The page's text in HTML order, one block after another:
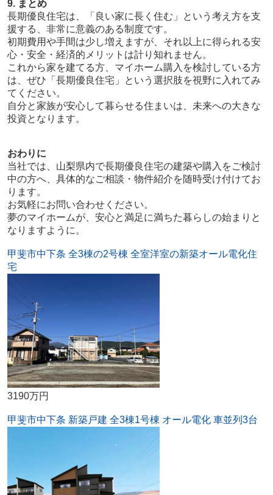
9. まとめ
長期優良住宅は、「良い家に長く住む」という考え方を支
援する、非常に意義のある制度です。
初期費用や手間は少し増えますが、それ以上に得られる安
心・安全・経済的メリットは計り知れません。
これから家を建てる方、マイホーム購入を検討している方
は、ぜひ「長期優良住宅」という選択肢を視野に入れてみ
てください。
自分と家族が安心して暮らせる住まいは、未来への大きな
投資となります。
おわりに
当社では、山梨県内で長期優良住宅の建築や購入をご検討
中の方へ、具体的なご相談・物件紹介を随時受け付けてお
ります。
お気軽にお問い合わせください。
夢のマイホームが、安心と満足に満ちた暮らしの始まりと
なりますように。
甲斐市中下条 全3棟の2号棟 全室洋室の新築オール電化住
宅
3190万円
甲斐市中下条 新築戸建 全3棟1号棟 オール電化 車並列3台